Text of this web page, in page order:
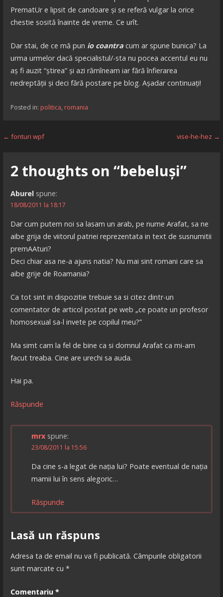
PrematUr e lipsit de candoare și se referă vulgar la orice
chestie sosită înainte de vreme. Ce urît.
Dar stai, de ce mă pun io coantracum ar spune bunica? La
urma urmelor dacă specialistul/-sta nu pocea accentul eu nu
aș fi auzit “știrea” și azi rămîneam iar fără înfierarea
nedreptății și deci fără postare pe blog. Așadar continuați!
Posted in: politica, romania
Navigare
articole
← fonturi wpf vise-he-hez →
2 thoughts on “bebeluși”
Aburel spune:
18/08/2011 la 18:17
Dar cum putem noi sa lasam un arab, pe nume Arafat, sa ne
aibe grija de viitorul patriei reprezentata in text de susnumitii
premAAturi?
Deci chiar asa ne-a ajuns natia? Nu mai sint romani care sa
aibe grije de Roamania?
Ca tot sint in dispozitie trebuie sa si citez dintr-un
comentator de articol postat pe web „ce poate un profesor
homosexual sa-l invete pe copilul meu?”
Ma simt cam la fel de bine ca si domnul Arafat ca mi-am
facut treaba. Cine are urechi sa auda.
Hai pa.
Răspunde
mrx spune:
23/08/2011 la 15:56
Da cine s-a legat de nația lui? Poate eventual de nația
mamii lui în sens alegoric…
Răspunde
Lasă un răspuns
Adresa ta de email nu va fi publicată. Câmpurile obligatorii
sunt marcate cu *
Comentariu *